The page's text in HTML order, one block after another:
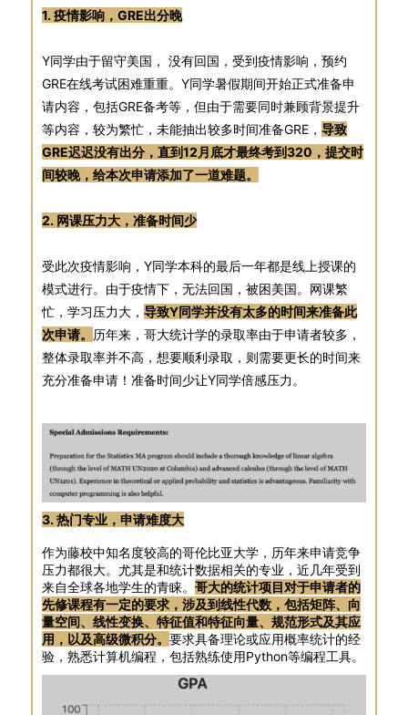
1. 疫情影响，GRE出分晚
Y同学由于留守美国， 没有回国，受到疫情影响，预约
GRE在线考试困难重重。Y同学暑假期间开始正式准备申
请内容，包括GRE备考等，但由于需要同时兼顾背景提升
等内容，较为繁忙，未能抽出较多时间准备GRE， 导致
GRE迟迟没有出分，直到12月底才最终考到320，提交时
间较晚，给本次申请添加了一道难题。
2. 网课压力大，准备时间少
受此次疫情影响，Y同学本科的最后一年都是线上授课的
模式进行。由于疫情下，无法回国，被困美国。网课繁
忙，学习压力大， 导致Y同学并没有太多的时间来准备此
次申请。
历年来，哥大统计学的录取率由于申请者较多，
整体录取率并不高，想要顺利录取，则需要更长的时间来
充分准备申请！准备时间少让Y同学倍感压力。
3. 热门专业，申请难度大
作为藤校中知名度较高的哥伦比亚大学，历年来申请竞争
压力都很大。尤其是和统计数据相关的专业，近几年受到
来自全球各地学生的青睐。 哥大的统计项目对于申请者的
先修课程有一定的要求，涉及到线性代数，包括矩阵、向
量空间、线性变换、特征值和特征向量、规范形式及其应
用，以及高级微积分。 要求具备理论或应用概率统计的经
验，熟悉计算机编程，包括熟练使用Python等编程工具。